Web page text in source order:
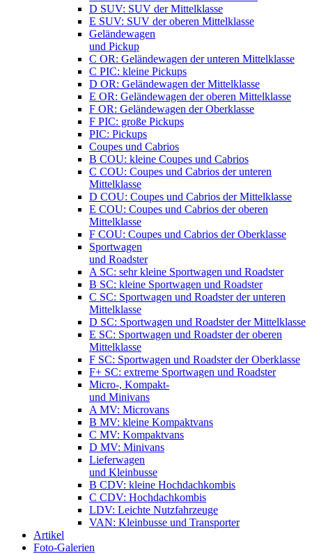
D SUV: SUV der Mittelklasse
E SUV: SUV der oberen Mittelklasse
Geländewagen
und Pickup
C OR: Geländewagen der unteren Mittelklasse
C PIC: kleine Pickups
D OR: Geländewagen der Mittelklasse
E OR: Geländewagen der oberen Mittelklasse
F OR: Geländewagen der Oberklasse
F PIC: große Pickups
PIC: Pickups
Coupes und Cabrios
B COU: kleine Coupes und Cabrios
C COU: Coupes und Cabrios der unteren
Mittelklasse
D COU: Coupes und Cabrios der Mittelklasse
E COU: Coupes und Cabrios der oberen
Mittelklasse
F COU: Coupes und Cabrios der Oberklasse
Sportwagen
und Roadster
A SC: sehr kleine Sportwagen und Roadster
B SC: kleine Sportwagen und Roadster
C SC: Sportwagen und Roadster der unteren
Mittelklasse
D SC: Sportwagen und Roadster der Mittelklasse
E SC: Sportwagen und Roadster der oberen
Mittelklasse
F SC: Sportwagen und Roadster der Oberklasse
F+ SC: extreme Sportwagen und Roadster
Micro-, Kompakt-
und Minivans
A MV: Microvans
B MV: kleine Kompaktvans
C MV: Kompaktvans
D MV: Minivans
Lieferwagen
und Kleinbusse
B CDV: kleine Hochdachkombis
C CDV: Hochdachkombis
LDV: Leichte Nutzfahrzeuge
VAN: Kleinbusse und Transporter
Artikel
Foto-Galerien